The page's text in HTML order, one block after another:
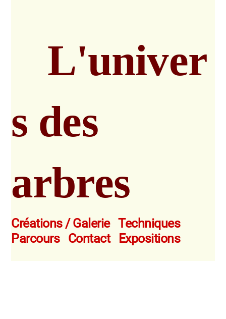
L'univer
s des
arbres
Créations / Galerie Techniques
Parcours
Contact Expositions